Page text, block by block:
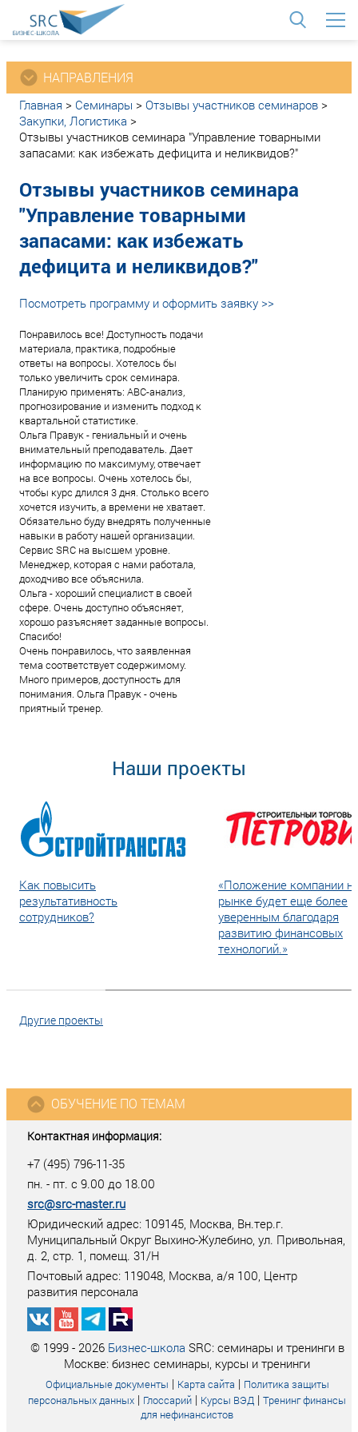
НАПРАВЛЕНИЯ
Главная > Семинары > Отзывы участников семинаров >
Закупки, Логистика >
Отзывы участников семинара "Управление товарными
запасами: как избежать дефицита и неликвидов?"
Отзывы участников семинара
"Управление товарными
запасами: как избежать
дефицита и неликвидов?"
Посмотреть программу и оформить заявку >>
Понравилось все! Доступность подачи
материала, практика, подробные
ответы на вопросы. Хотелось бы
только увеличить срок семинара.
Планирую применять: АВС-анализ,
прогнозирование и изменить подход к
квартальной статистике.
Ольга Правук - гениальный и очень
внимательный преподаватель. Дает
информацию по максимуму, отвечает
на все вопросы. Очень хотелось бы,
чтобы курс длился 3 дня. Столько всего
хочется изучить, а времени не хватает.
Обязательно буду внедрять полученные
навыки в работу нашей организации.
Сервис SRC на высшем уровне.
Менеджер, которая с нами работала,
доходчиво все объяснила.
Ольга - хороший специалист в своей
сфере. Очень доступно объясняет,
хорошо разъясняет заданные вопросы.
Спасибо!
Очень понравилось, что заявленная
тема соответствует содержимому.
Много примеров, доступность для
понимания. Ольга Правук - очень
приятный тренер.
Наши проекты
Как повысить
результативность
сотрудников?
«Положение компании
рынке будет еще более
уверенным благодаря
развитию финансовых
технологий.»
Другие проекты
Контактная информация:
+7 (495) 796-11-35
пн. - пт. с 9.00 до 18.00
src@src-master.ru
Юридический адрес: 109145, Москва, Вн.тер.г.
Муниципальный Округ Выхино-Жулебино, ул. Привольная,
д. 2, стр. 1, помещ. 31/Н
Почтовый адрес: 119048, Москва, а/я 100, Центр
развития персонала
ОБУЧЕНИЕ ПО ТЕМАМ
© 1999 - 2026 Бизнес-школа SRC: семинары и тренинги в
Москве: бизнес семинары, курсы и тренинги
Официальные документы | Карта сайта | Политика защиты
персональных данных | Глоссарий | Курсы ВЭД | Тренинг финансы
для нефинансистов